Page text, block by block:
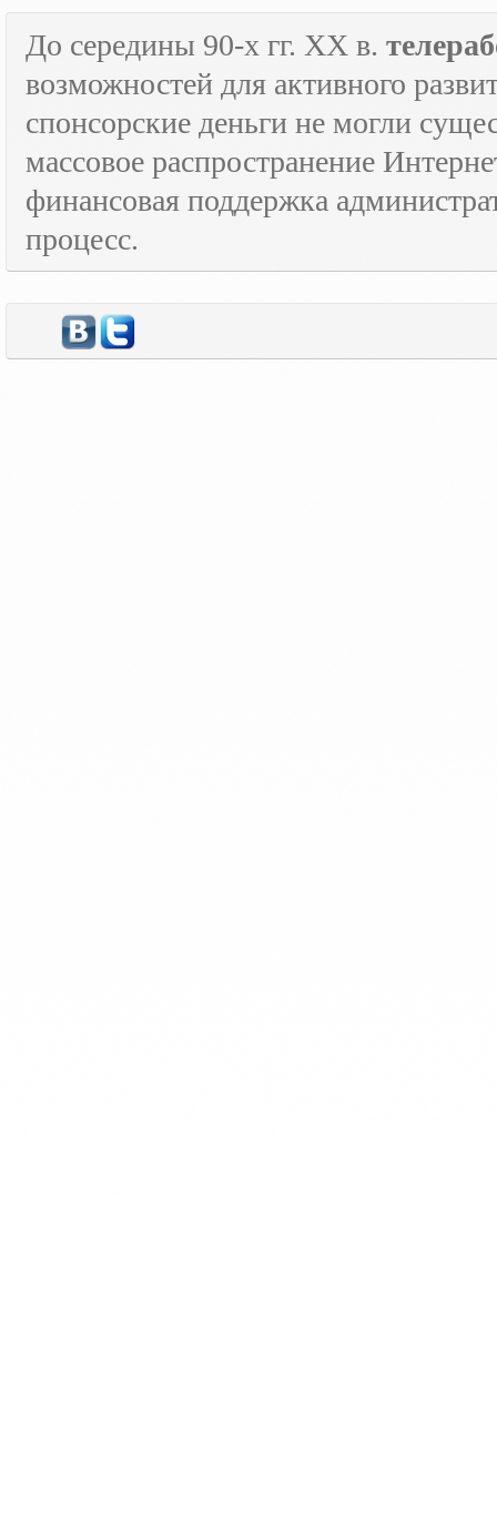
До середины 90-х гг. XX в.
возможностей для активного
спонсорские деньги не могли
массовое распространение
финансовая поддержка
процесс.